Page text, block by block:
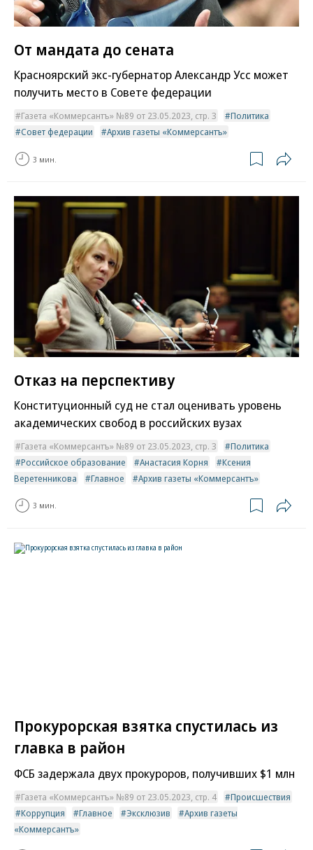
От мандата до сената
Красноярский экс-губернатор Александр Усс может
получить место в Совете федерации
Газета «Коммерсантъ» №89 от 23.05.2023, стр. 3
Политика
Совет федерации
Архив газеты «Коммерсантъ»
3 мин.
Отказ на перспективу
Конституционный суд не стал оценивать уровень
академических свобод в российских вузах
Газета «Коммерсантъ» №89 от 23.05.2023, стр. 3
Политика
Российское образование
Анастасия Корня
Ксения
Веретенникова
Главное Архив газеты «Коммерсантъ»
3 мин.
Прокурорская взятка спустилась из
главка в район
ФСБ задержала двух прокуроров, получивших $1 млн
Газета «Коммерсантъ» №89 от 23.05.2023, стр. 4
Происшествия
Коррупция
Главное Эксклюзив
Архив газеты
«Коммерсантъ»